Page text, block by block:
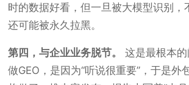
时的数据好看，但一旦被大模型识别，
还可能被永久拉黑。
第四，与企业业务脱节。
这是最根本
做GEO，是因为“听说很重要”，于是外